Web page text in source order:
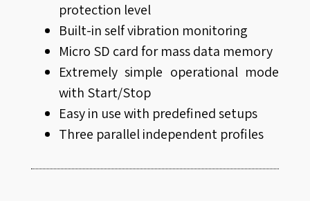
protection level
Built-in self vibration monitoring
Micro SD card for mass data memory
Extremely simple operational mode
with Start/Stop
Easy in use with predefined setups
Three parallel independent profiles